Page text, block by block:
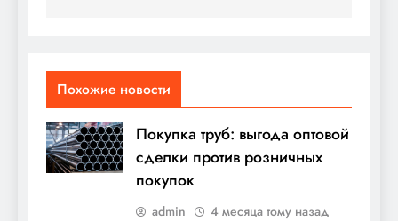
Похожие новости
Покупка труб: выгода оптовой
сделки против розничных
покупок
admin 4 месяца тому назад